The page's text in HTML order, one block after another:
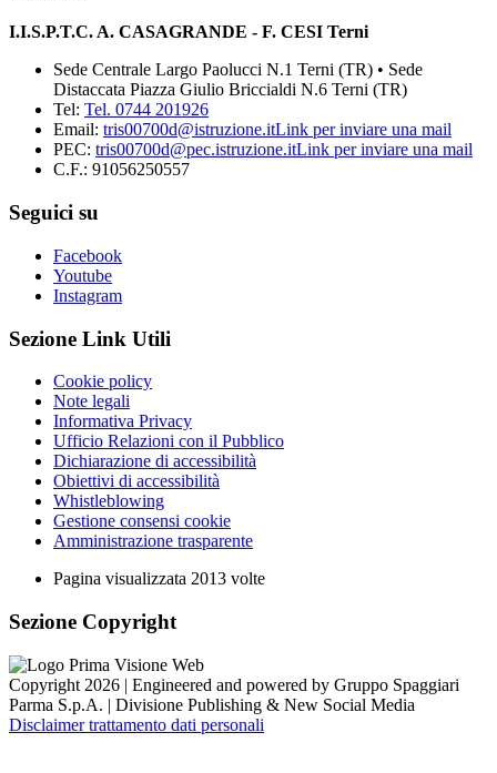
I.I.S.P.T.C. A. CASAGRANDE - F. CESI Terni
Sede Centrale Largo Paolucci N.1 Terni (TR) • Sede
Distaccata Piazza Giulio Briccialdi N.6 Terni (TR)
Tel: Tel. 0744 201926
Email: tris00700d@istruzione.itLink per inviare una mail
PEC: tris00700d@pec.istruzione.itLink per inviare una mail
C.F.: 91056250557
Seguici su
Facebook
Youtube
Instagram
Sezione Link Utili
Cookie policy
Note legali
Informativa Privacy
Ufficio Relazioni con il Pubblico
Dichiarazione di accessibilità
Obiettivi di accessibilità
Whistleblowing
Gestione consensi cookie
Amministrazione trasparente
Pagina visualizzata 2013 volte
Sezione Copyright
Copyright 2026 | Engineered and powered by Gruppo Spaggiari
Parma S.p.A. | Divisione Publishing & New Social Media
Disclaimer trattamento dati personali